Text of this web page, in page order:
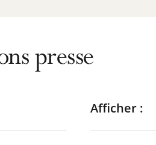
presse
Afficher :